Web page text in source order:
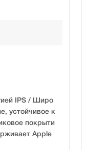
IPS / Широ
устойчивое к
покрыти
Apple